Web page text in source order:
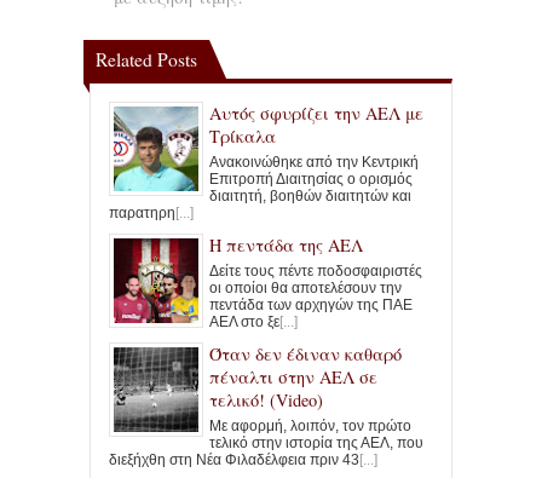
Related Posts
Αυτός σφυρίζει την ΑΕΛ με
Τρίκαλα
Ανακοινώθηκε από την Κεντρική
Επιτροπή Διαιτησίας ο ορισμός
διαιτητή, βοηθών διαιτητών και
παρατηρη[...]
Η πεντάδα της ΑΕΛ
Δείτε τους πέντε ποδοσφαιριστές
οι οποίοι θα αποτελέσουν την
πεντάδα των αρχηγών της ΠΑΕ
ΑΕΛ στο ξε[...]
Όταν δεν έδιναν καθαρό
πέναλτι στην ΑΕΛ σε
τελικό! (Video)
Με αφορμή, λοιπόν, τον πρώτο
τελικό στην ιστορία της ΑΕΛ, που
διεξήχθη στη Νέα Φιλαδέλφεια πριν 43[...]